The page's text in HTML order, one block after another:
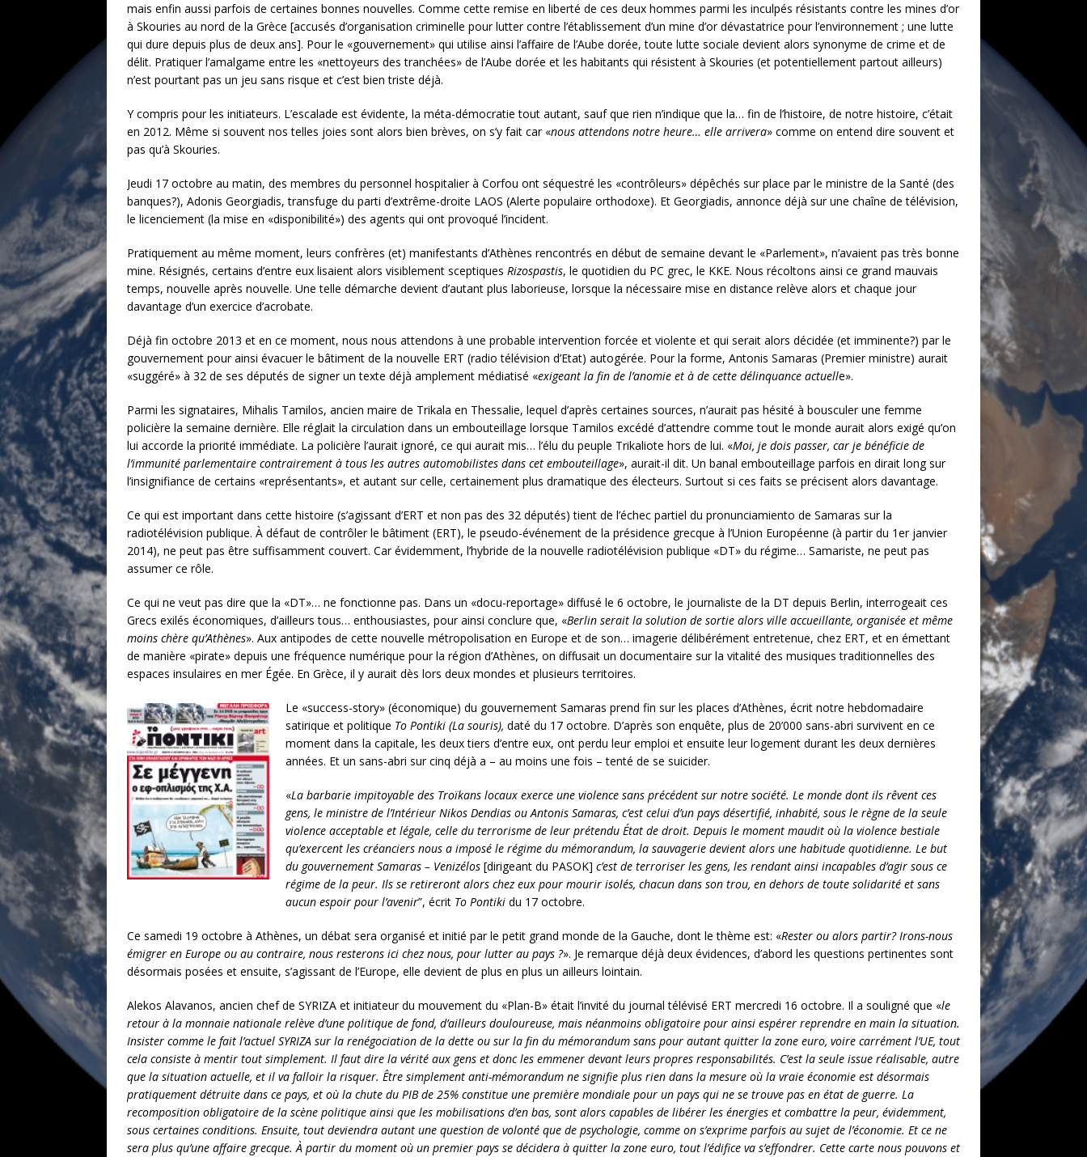
mais enfin aussi parfois de certaines bonnes nouvelles. Comme cette remise en liberté de ces deux hommes parmi les inculpés résistants contre les mines d’or
à Skouries au nord de la Grèce [accusés d’organisation criminelle pour lutter contre l’établissement d’un mine d’or dévastatrice pour l’environnement ; une lutte
qui dure depuis plus de deux ans]. Pour le «gouvernement» qui utilise ainsi l’affaire de l’Aube dorée, toute lutte sociale devient alors synonyme de crime et de
délit. Pratiquer l’amalgame entre les «nettoyeurs des tranchées» de l’Aube dorée et les habitants qui résistent à Skouries (et potentiellement partout ailleurs)
n’est pourtant pas un jeu sans risque et c’est bien triste déjà.
Y compris pour les initiateurs. L’escalade est évidente, la méta-démocratie tout autant, sauf que rien n’indique que la… fin de l’histoire, de notre histoire, c’était
en 2012. Même si souvent nos telles joies sont alors bien brèves, on s’y fait car «nous attendons notre heure… elle arrivera» comme on entend dire souvent et
pas qu’à Skouries.
Jeudi 17 octobre au matin, des membres du personnel hospitalier à Corfou ont séquestré les «contrôleurs» dépêchés sur place par le ministre de la Santé (des
banques?), Adonis Georgiadis, transfuge du parti d’extrême-droite LAOS (Alerte populaire orthodoxe). Et Georgiadis, annonce déjà sur une chaîne de télévision,
le licenciement (la mise en «disponibilité») des agents qui ont provoqué l’incident.
Pratiquement au même moment, leurs confrères (et) manifestants d’Athènes rencontrés en début de semaine devant le «Parlement», n’avaient pas très bonne
mine. Résignés, certains d’entre eux lisaient alors visiblement sceptiques Rizospastis, le quotidien du PC grec, le KKE. Nous récoltons ainsi ce grand mauvais
temps, nouvelle après nouvelle. Une telle démarche devient d’autant plus laborieuse, lorsque la nécessaire mise en distance relève alors et chaque jour
davantage d’un exercice d’acrobate.
Déjà fin octobre 2013 et en ce moment, nous nous attendons à une probable intervention forcée et violente et qui serait alors décidée (et imminente?) par le
gouvernement pour ainsi évacuer le bâtiment de la nouvelle ERT (radio télévision d’Etat) autogérée. Pour la forme, Antonis Samaras (Premier ministre) aurait
«suggéré» à 32 de ses députés de signer un texte déjà amplement médiatisé «exigeant la fin de l’anomie et à de cette délinquance actuelle».
Parmi les signataires, Mihalis Tamilos, ancien maire de Trikala en Thessalie, lequel d’après certaines sources, n’aurait pas hésité à bousculer une femme
policière la semaine dernière. Elle réglait la circulation dans un embouteillage lorsque Tamilos excédé d’attendre comme tout le monde aurait alors exigé qu’on
lui accorde la priorité immédiate. La policière l’aurait ignoré, ce qui aurait mis… l’élu du peuple Trikaliote hors de lui. «Moi, je dois passer, car je bénéficie de
l’immunité parlementaire contrairement à tous les autres automobilistes dans cet embouteillage», aurait-il dit. Un banal embouteillage parfois en dirait long sur
l’insignifiance de certains «représentants», et autant sur celle, certainement plus dramatique des électeurs. Surtout si ces faits se précisent alors davantage.
Ce qui est important dans cette histoire (s’agissant d’ERT et non pas des 32 députés) tient de l’échec partiel du pronunciamiento de Samaras sur la
radiotélévision publique. À défaut de contrôler le bâtiment (ERT), le pseudo-événement de la présidence grecque à l’Union Européenne (à partir du 1er janvier
2014), ne peut pas être suffisamment couvert. Car évidemment, l’hybride de la nouvelle radiotélévision publique «DT» du régime… Samariste, ne peut pas
assumer ce rôle.
Ce qui ne veut pas dire que la «DT»… ne fonctionne pas. Dans un «docu-reportage» diffusé le 6 octobre, le journaliste de la DT depuis Berlin, interrogeait ces
Grecs exilés économiques, d’ailleurs tous… enthousiastes, pour ainsi conclure que, «Berlin serait la solution de sortie alors ville accueillante, organisée et même
moins chère qu’Athènes». Aux antipodes de cette nouvelle métropolisation en Europe et de son… imagerie délibérément entretenue, chez ERT, et en émettant
de manière «pirate» depuis une fréquence numérique pour la région d’Athènes, on diffusait un documentaire sur la vitalité des musiques traditionnelles des
espaces insulaires en mer Égée. En Grèce, il y aurait dès lors deux mondes et plusieurs territoires.
Le «success-story» (économique) du gouvernement Samaras prend fin sur les places d’Athènes, écrit notre hebdomadaire
satirique et politique To Pontiki (La souris), daté du 17 octobre. D’après son enquête, plus de 20’000 sans-abri survivent en ce
moment dans la capitale, les deux tiers d’entre eux, ont perdu leur emploi et ensuite leur logement durant les deux dernières
années. Et un sans-abri sur cinq déjà a – au moins une fois – tenté de se suicider.
«La barbarie impitoyable des Troïkans locaux exerce une violence sans précédent sur notre société. Le monde dont ils rêvent ces
gens, le ministre de l’Intérieur Nikos Dendias ou Antonis Samaras, c’est celui d’un pays désertifié, inhabité, sous le règne de la seule
violence acceptable et légale, celle du terrorisme de leur prétendu État de droit. Depuis le moment maudit où la violence bestiale
qu’exercent les créanciers nous a imposé le régime du mémorandum, la sauvagerie devient alors une habitude quotidienne. Le but
du gouvernement Samaras – Venizélos [dirigeant du PASOK] c’est de terroriser les gens, les rendant ainsi incapables d’agir sous ce
régime de la peur. Ils se retireront alors chez eux pour mourir isolés, chacun dans son trou, en dehors de toute solidarité et sans
aucun espoir pour l’avenir”, écrit To Pontiki du 17 octobre.
Ce samedi 19 octobre à Athènes, un débat sera organisé et initié par le petit grand monde de la Gauche, dont le thème est: «Rester ou alors partir? Irons-nous
émigrer en Europe ou au contraire, nous resterons ici chez nous, pour lutter au pays ?». Je remarque déjà deux évidences, d’abord les questions pertinentes sont
désormais posées et ensuite, s’agissant de l’Europe, elle devient de plus en plus un ailleurs lointain.
Alekos Alavanos, ancien chef de SYRIZA et initiateur du mouvement du «Plan-B» était l’invité du journal télévisé ERT mercredi 16 octobre. Il a souligné que «le
retour à la monnaie nationale relève d’une politique de fond, d’ailleurs douloureuse, mais néanmoins obligatoire pour ainsi espérer reprendre en main la situation.
Insister comme le fait l’actuel SYRIZA sur la renégociation de la dette ou sur la fin du mémorandum sans pour autant quitter la zone euro, voire carrément l’UE, tout
cela consiste à mentir tout simplement. Il faut dire la vérité aux gens et donc les emmener devant leurs propres responsabilités. C’est la seule issue réalisable, autre
que la situation actuelle, et il va falloir la risquer. Être simplement anti-mémorandum ne signifie plus rien dans la mesure où la vraie économie est désormais
pratiquement détruite dans ce pays, et où la chute du PIB de 25% constitue une première mondiale pour un pays qui ne se trouve pas en état de guerre. La
recomposition obligatoire de la scène politique ainsi que les mobilisations d’en bas, sont alors capables de libérer les énergies et combattre la peur, évidemment,
sous certaines conditions. Ensuite, tout deviendra autant une question de volonté que de psychologie, comme on s’exprime parfois au sujet de l’économie. Et ce ne
sera plus qu’une affaire grecque. À partir du moment où un premier pays se décidera à quitter la zone euro, tout l’édifice va s’effondrer. Cette carte nous pouvons et